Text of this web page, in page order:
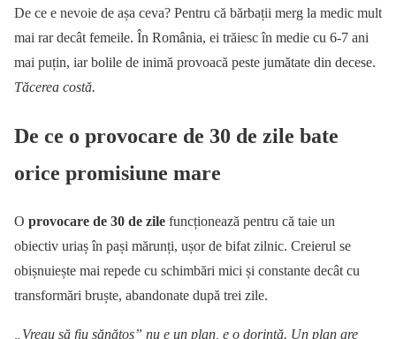
De ce e nevoie de așa ceva? Pentru că bărbații merg la medic mult
mai rar decât femeile. În România, ei trăiesc în medie cu 6-7 ani
mai puțin, iar bolile de inimă provoacă peste jumătate din decese.
Tăcerea costă.
De ce o provocare de 30 de zile bate
orice promisiune mare
O provocare de 30 de zile funcționează pentru că taie un
obiectiv uriaș în pași mărunți, ușor de bifat zilnic. Creierul se
obișnuiește mai repede cu schimbări mici și constante decât cu
transformări bruște, abandonate după trei zile.
„Vreau să fiu sănătos” nu e un plan, e o dorință. Un plan are